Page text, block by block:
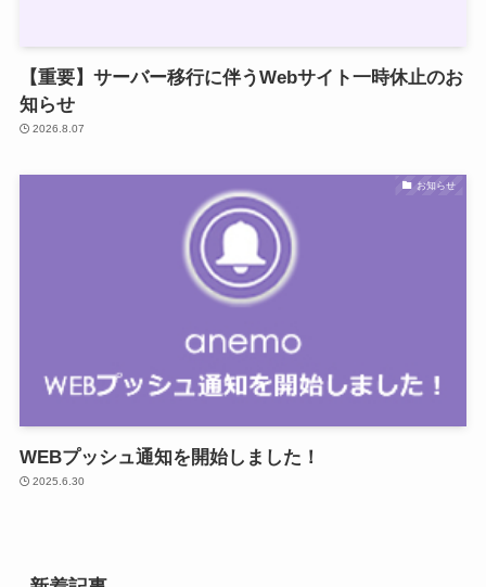
【重要】サーバー移行に伴うWebサイト一時休止のお
知らせ
2026.8.07
お知らせ
WEBプッシュ通知を開始しました！
2025.6.30